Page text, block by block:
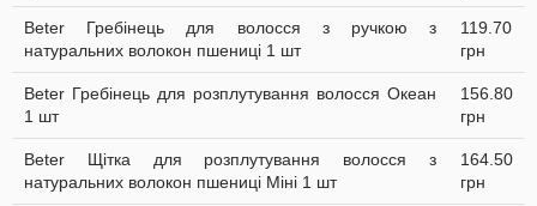
Beter Гребінець для волосся з ручкою з
натуральних волокон пшениці 1 шт
119.70
грн
Beter Гребінець для розплутування волосся Океан
1 шт
156.80
грн
Beter Щітка для розплутування волосся з
натуральних волокон пшениці Міні 1 шт
164.50
грн